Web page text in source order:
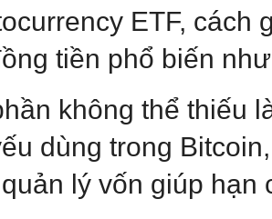
ETF, cách
tiền phổ biến
không thể thiếu
dùng trong
lý vốn giúp hạn